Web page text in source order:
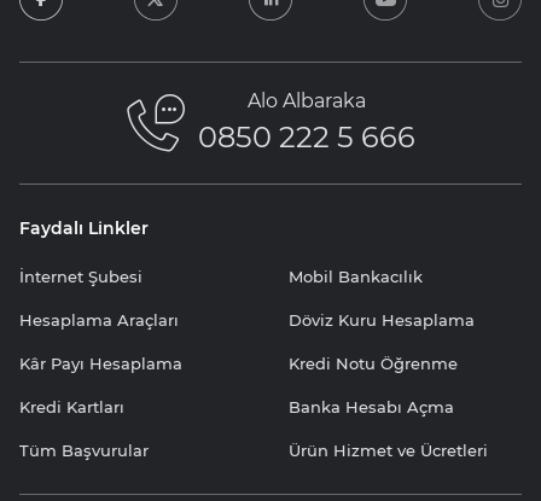
Alo Albaraka
0850 222 5 666
Faydalı Linkler
İnternet Şubesi Mobil Bankacılık
Hesaplama Araçları Döviz Kuru Hesaplama
Kâr Payı Hesaplama Kredi Notu Öğrenme
Kredi Kartları Banka Hesabı Açma
Tüm Başvurular Ürün Hizmet ve Ücretleri